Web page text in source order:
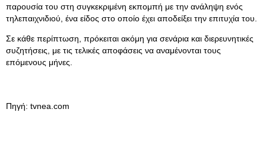
παρουσία του στη συγκεκριμένη εκπομπή με την ανάληψη ενός
τηλεπαιχνιδιού, ένα είδος στο οποίο έχει αποδείξει την επιτυχία του.
Σε κάθε περίπτωση, πρόκειται ακόμη για σενάρια και διερευνητικές
συζητήσεις, με τις τελικές αποφάσεις να αναμένονται τους
επόμενους μήνες.
Πηγή: tvnea.com